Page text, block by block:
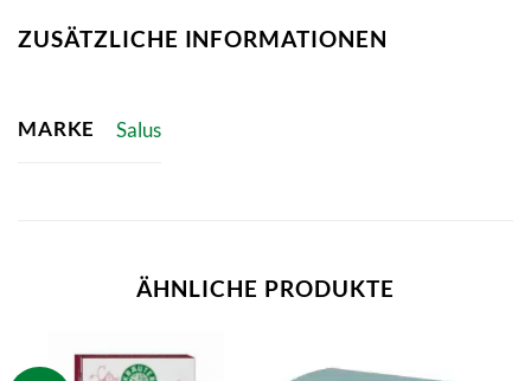
ZUSÄTZLICHE INFORMATIONEN
MARKE Salus
ÄHNLICHE PRODUKTE